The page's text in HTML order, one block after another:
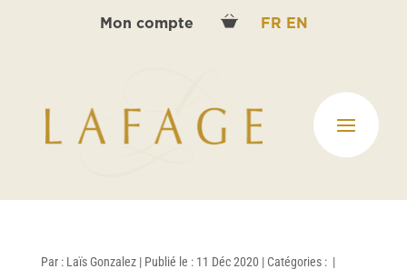
Mon compte FR EN
Par : Laïs Gonzalez | Publié le : 11 Déc 2020 | Catégories : |